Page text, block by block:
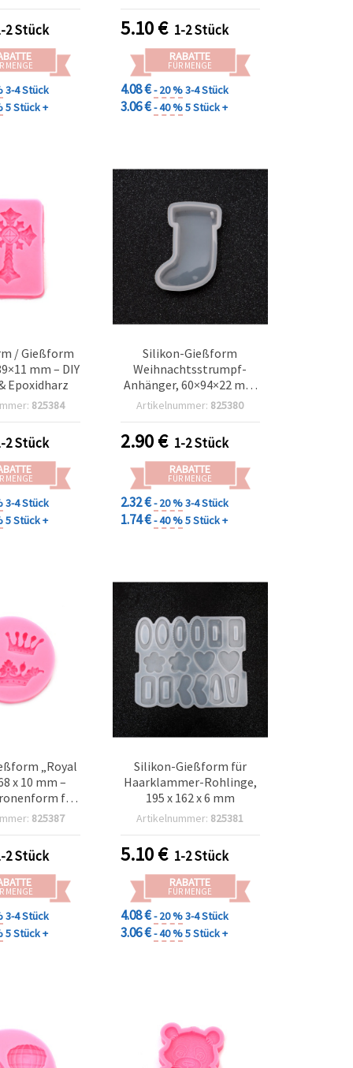
für maritime
2 Stück
MENGE
3-4 Stück
5 Stück +
Resin/Epoxidharz, Ton &
Seifengießen
5.10€ 1-2 Stück
RABATTE
FÜR MENGE
4.08 €- 20 %3-4 Stück
3.06 €- 40 %5 Stück +
/ Gießform
mm – DIY
Epoxidharz
825384
2 Stück
MENGE
3-4 Stück
5 Stück +
Silikon-Gießform
Weihnachtsstrumpf-
Anhänger, 60×94×22 mm
– DIY Form für
Polymer Clay Schmuck &
Ornamente
Artikelnummer: 825380
2.90€ 1-2 Stück
RABATTE
FÜR MENGE
2.32 €- 20 %3-4 Stück
1.74 €- 40 %5 Stück +
„Royal
x 10 mm –
für
UV-Resin,
825387
2 Stück
MENGE
3-4 Stück
5 Stück +
Silikon-Gießform für
Haarklammer-Rohlinge,
195 x 162 x 6 mm
Artikelnummer: 825381
5.10€ 1-2 Stück
RABATTE
FÜR MENGE
4.08 €- 20 %3-4 Stück
3.06 €- 40 %5 Stück +